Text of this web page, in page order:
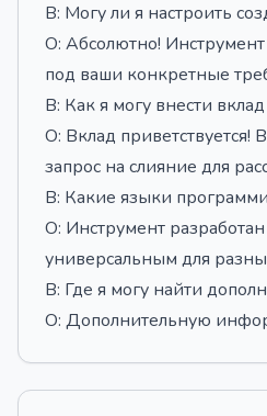
В: Могу ли я настроить
О: Абсолютно!
под ваши конкретные
В: Как я могу внести
О: Вклад
запрос на слияние для
В: Какие языки
О: Инструмент
универсальным для
В: Где я могу найти
О: Дополнительную